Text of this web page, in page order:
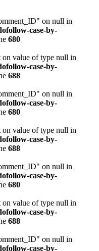
on null in
case-by-
680
on value of type null in
case-by-
688
on null in
case-by-
680
on value of type null in
case-by-
688
on null in
case-by-
680
on value of type null in
case-by-
688
on null in
case-by-